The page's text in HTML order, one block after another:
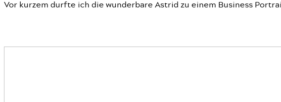
Vor kurzem durfte ich die wunderbare Astrid zu einem Business